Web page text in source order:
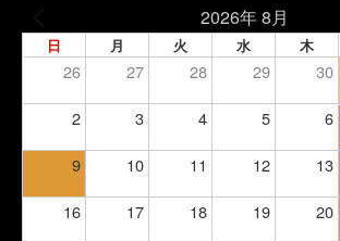
2026年 8月
日 月 火 水 木
26 27 28 29 30
2 3 4 5 6
9 10 11 12 13
16 17 18 19 20